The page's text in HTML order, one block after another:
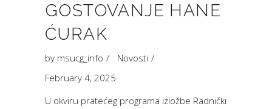
GOSTOVANJE HANE
ĆURAK
by msucg_info
Novosti
February 4, 2025
U okviru pratećeg programa izložbe Radnički